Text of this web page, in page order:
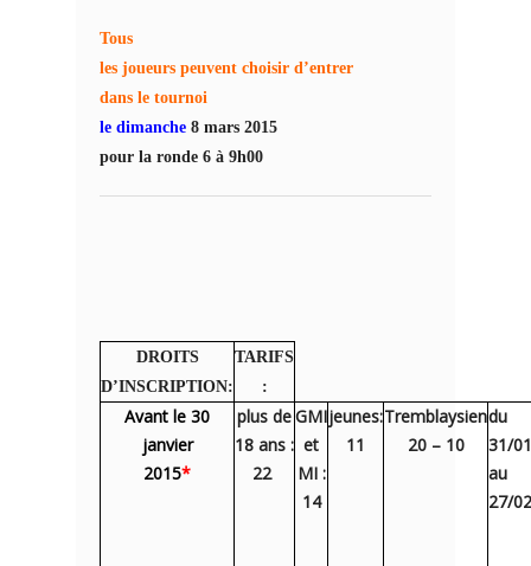
Tous
les joueurs peuvent choisir d’entrer
dans le tournoi
le dimanche 8 mars 2015
pour la ronde 6 à 9h00
DROITS
D’INSCRIPTION:
TARIFS
:
Avant le 30
janvier
2015*
plus de
18 ans :
22 
GMI
et
MI :
14
jeunes:
11
Tremblaysien
20 – 10
du
31/
au
27/